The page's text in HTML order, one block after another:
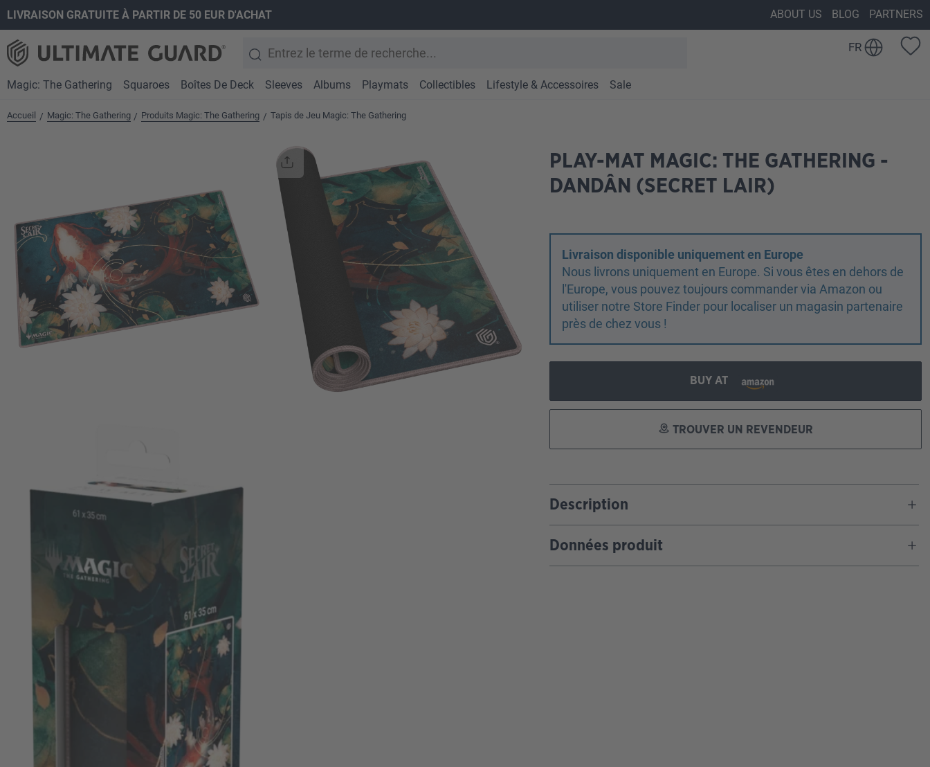
Passer à la navigation principale
LIVRAISON GRATUITE À PARTIR DE 50 EUR D'ACHAT ABOUT US BLOG PARTNERS
FR
Magic: The Gathering Squaroes Boîtes De Deck Sleeves Albums Playmats Collectibles Lifestyle & Accessoires Sale
Accueil / Magic: The Gathering / Produits Magic: The Gathering / Tapis de Jeu Magic: The Gathering
PLAY-MAT MAGIC: THE GATHERING -
DANDÂN (SECRET LAIR)
Livraison disponible uniquement en Europe
Nous livrons uniquement en Europe. Si vous êtes en dehors de
l'Europe, vous pouvez toujours commander via Amazon ou
utiliser notre Store Finder pour localiser un magasin partenaire
près de chez vous !
BUY AT
TROUVER UN REVENDEUR
Description
Données produit